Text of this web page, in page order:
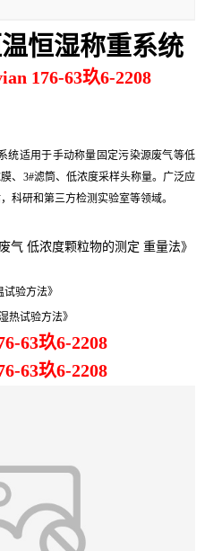
恒湿称重系统
176-63玖6-2208
统适用于手动称量固定污染源废气等低
、3#滤筒、低浓度采样头称量。 广泛应
科研和第三方检测实验室等领域。
气 低浓度颗粒物的测定 重量法》
验方法》
热试验方法》
63玖6-2208
63玖6-2208